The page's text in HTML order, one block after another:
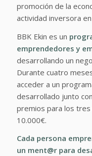
promoción de la
actividad inversora
BBK Ekin es un
emprendedores y
desarrollando un
Durante cuatro
acceder a un
desarrollado junto con
premios para los
10.000€.
Cada persona
un ment@r para